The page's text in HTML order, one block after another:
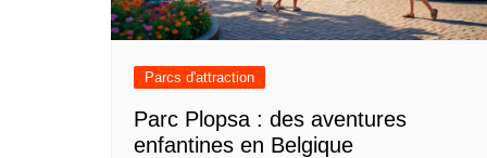
Parcs d'attraction
Parc Plopsa : des aventures
enfantines en Belgique